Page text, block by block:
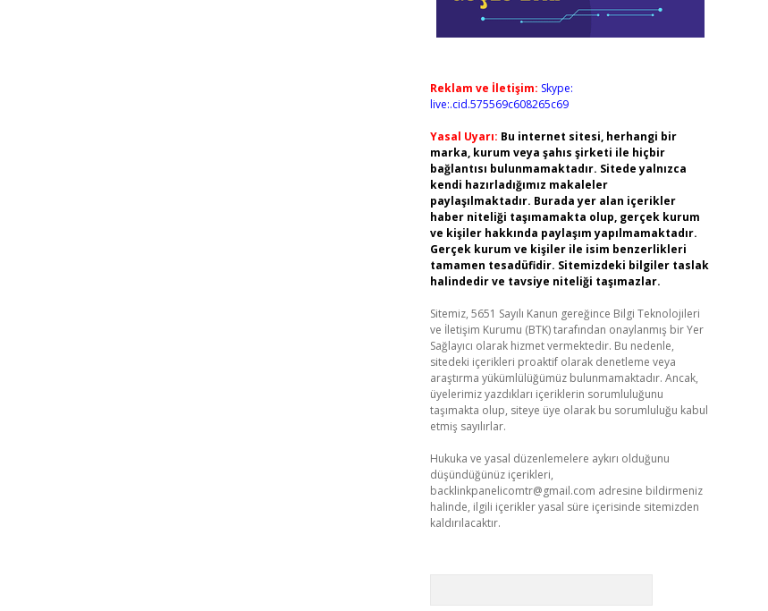
Reklam ve İletişim: Skype:
live:.cid.575569c608265c69
Yasal Uyarı: Bu internet sitesi, herhangi bir
marka, kurum veya şahıs şirketi ile hiçbir
bağlantısı bulunmamaktadır. Sitede yalnızca
kendi hazırladığımız makaleler
paylaşılmaktadır. Burada yer alan içerikler
haber niteliği taşımamakta olup, gerçek kurum
ve kişiler hakkında paylaşım yapılmamaktadır.
Gerçek kurum ve kişiler ile isim benzerlikleri
tamamen tesadüfidir. Sitemizdeki bilgiler taslak
halindedir ve tavsiye niteliği taşımazlar.
Sitemiz, 5651 Sayılı Kanun gereğince Bilgi Teknolojileri
ve İletişim Kurumu (BTK) tarafından onaylanmış bir Yer
Sağlayıcı olarak hizmet vermektedir. Bu nedenle,
sitedeki içerikleri proaktif olarak denetleme veya
araştırma yükümlülüğümüz bulunmamaktadır. Ancak,
üyelerimiz yazdıkları içeriklerin sorumluluğunu
taşımakta olup, siteye üye olarak bu sorumluluğu kabul
etmiş sayılırlar.
Hukuka ve yasal düzenlemelere aykırı olduğunu
düşündüğünüz içerikleri,
backlinkpanelicomtr@gmail.com adresine bildirmeniz
halinde, ilgili içerikler yasal süre içerisinde sitemizden
kaldırılacaktır.